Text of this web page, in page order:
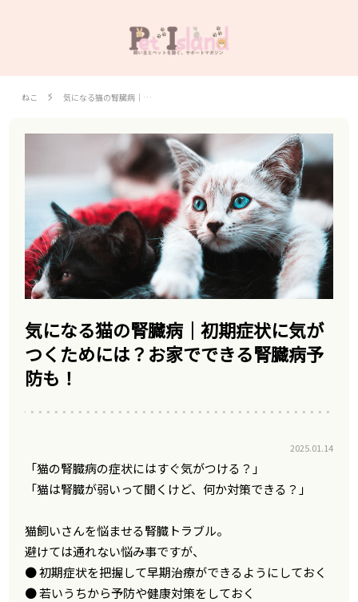
ねこ 気になる猫の腎臓病｜…
気になる猫の腎臓病｜初期症状に気が
つくためには？お家でできる腎臓病予
防も！
2025.01.14
「猫の腎臓病の症状にはすぐ気がつける？」
「猫は腎臓が弱いって聞くけど、何か対策できる？」
猫飼いさんを悩ませる腎臓トラブル。
避けては通れない悩み事ですが、
● 初期症状を把握して早期治療ができるようにしておく
● 若いうちから予防や健康対策をしておく